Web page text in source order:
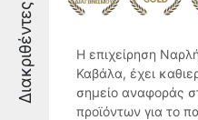
Διακριθέντες
Η επιχείρηση
Καβάλα, έχει
σημείο αναφοράς
προϊόντων για το